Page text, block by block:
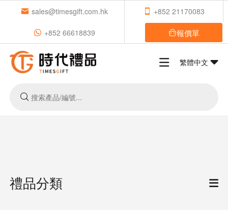
sales@timesgift.com.hk +852 21170083
+852 66618839 報價單
繁體中文
禮品分類